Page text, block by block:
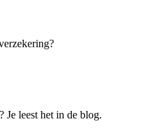
leest het in de blog.